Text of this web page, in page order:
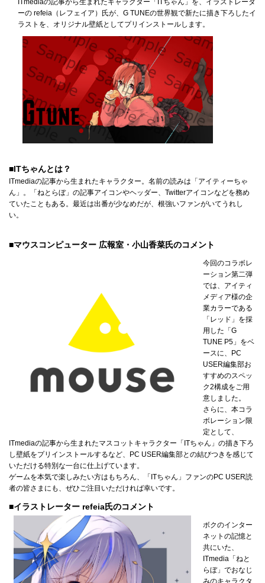
ITmediaの記事から生まれたキャラクター「ITちゃん」を、イラストレータ
ーの refeia（レフェイア）氏が、G TUNEの世界観で新たに描き下ろしたイ
ラストを、オリジナル壁紙としてプリインストールします。
■ITちゃんとは？
ITmediaの記事から生まれたキャラクター。名前の読みは「アイティーちゃ
ん」。「ねとらぼ」の記事アイコンやヘッダー、Twitterアイコンなどを務め
ていたこともある。最近は出番が少なめだが、根強いファンがいてうれし
い。
■マウスコンピューター 広報室・小山香菜氏のコメント
今回のコラボレ
ーション第二弾
では、アイティ
メディア様の企
業カラーである
「レッド」を採
用した「G
TUNE P5」をベ
ースに、PC
USER編集部お
すすめのスペッ
ク2構成をご用
意しました。
さらに、本コラ
ボレーション限
定として、
ITmediaの記事から生まれたマスコットキャラクター「ITちゃん」の描き下ろ
し壁紙をプリインストールするなど、PC USER編集部との結びつきを感じて
いただける特別な一台に仕上げています。
ゲームを本気で楽しみたい方はもちろん、「ITちゃん」ファンのPC USER読
者の皆さまにも、ぜひご注目いただければ幸いです。
■イラストレーター refeia氏のコメント
ボクのインター
ネットの記憶と
共にいた、
ITmedia「ねと
らぼ」でおなじ